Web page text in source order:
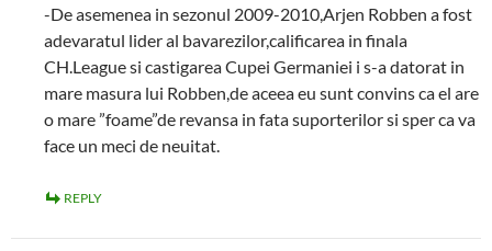
-De asemenea in sezonul 2009-2010,Arjen Robben a fost
adevaratul lider al bavarezilor,calificarea in finala
CH.League si castigarea Cupei Germaniei i s-a datorat in
mare masura lui Robben,de aceea eu sunt convins ca el are
o mare ”foame”de revansa in fata suporterilor si sper ca va
face un meci de neuitat.
REPLY